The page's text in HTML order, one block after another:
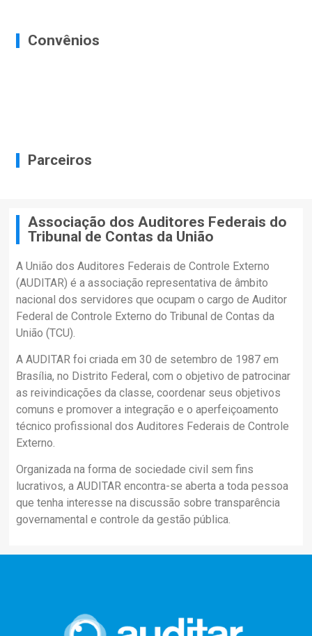
Convênios
Parceiros
Associação dos Auditores Federais do
Tribunal de Contas da União
A União dos Auditores Federais de Controle Externo
(AUDITAR) é a associação representativa de âmbito
nacional dos servidores que ocupam o cargo de Auditor
Federal de Controle Externo do Tribunal de Contas da
União (TCU).
A AUDITAR foi criada em 30 de setembro de 1987 em
Brasília, no Distrito Federal, com o objetivo de patrocinar
as reivindicações da classe, coordenar seus objetivos
comuns e promover a integração e o aperfeiçoamento
técnico profissional dos Auditores Federais de Controle
Externo.
Organizada na forma de sociedade civil sem fins
lucrativos, a AUDITAR encontra-se aberta a toda pessoa
que tenha interesse na discussão sobre transparência
governamental e controle da gestão pública.